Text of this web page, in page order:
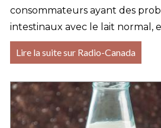
consommateurs ayant des
intestinaux avec le lait normal,
Lire la suite sur Radio-Canada